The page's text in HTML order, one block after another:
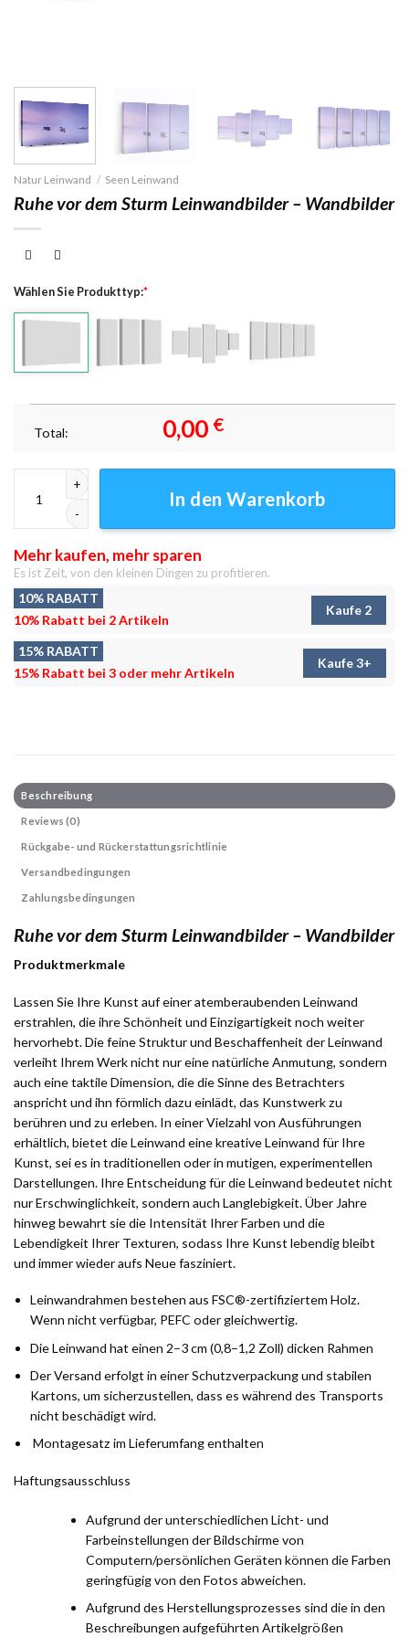
Natur Leinwand / Seen Leinwand
Ruhe vor dem Sturm Leinwandbilder – Wandbilder
Wählen Sie Produkttyp:*
Total: 0,00 €
In den Warenkorb
Mehr kaufen, mehr sparen
Es ist Zeit, von den kleinen Dingen zu profitieren.
10% RABATT
10% Rabatt bei 2 Artikeln
Kaufe 2
15% RABATT
15% Rabatt bei 3 oder mehr Artikeln
Kaufe 3+
Beschreibung
Reviews (0)
Rückgabe- und Rückerstattungsrichtlinie
Versandbedingungen
Zahlungsbedingungen
Ruhe vor dem Sturm Leinwandbilder – Wandbilder
Produktmerkmale
Lassen Sie Ihre Kunst auf einer atemberaubenden Leinwand
erstrahlen, die ihre Schönheit und Einzigartigkeit noch weiter
hervorhebt. Die feine Struktur und Beschaffenheit der Leinwand
verleiht Ihrem Werk nicht nur eine natürliche Anmutung, sondern
auch eine taktile Dimension, die die Sinne des Betrachters
anspricht und ihn förmlich dazu einlädt, das Kunstwerk zu
berühren und zu erleben. In einer Vielzahl von Ausführungen
erhältlich, bietet die Leinwand eine kreative Leinwand für Ihre
Kunst, sei es in traditionellen oder in mutigen, experimentellen
Darstellungen. Ihre Entscheidung für die Leinwand bedeutet nicht
nur Erschwinglichkeit, sondern auch Langlebigkeit. Über Jahre
hinweg bewahrt sie die Intensität Ihrer Farben und die
Lebendigkeit Ihrer Texturen, sodass Ihre Kunst lebendig bleibt
und immer wieder aufs Neue fasziniert.
Leinwandrahmen bestehen aus FSC®-zertifiziertem Holz.
Wenn nicht verfügbar, PEFC oder gleichwertig.
Die Leinwand hat einen 2–3 cm (0,8–1,2 Zoll) dicken Rahmen
Der Versand erfolgt in einer Schutzverpackung und stabilen
Kartons, um sicherzustellen, dass es während des Transports
nicht beschädigt wird.
Montagesatz im Lieferumfang enthalten
Haftungsausschluss
Aufgrund der unterschiedlichen Licht- und
Farbeinstellungen der Bildschirme von
Computern/persönlichen Geräten können die Farben
geringfügig von den Fotos abweichen.
Aufgrund des Herstellungsprozesses sind die in den
Beschreibungen aufgeführten Artikelgrößen